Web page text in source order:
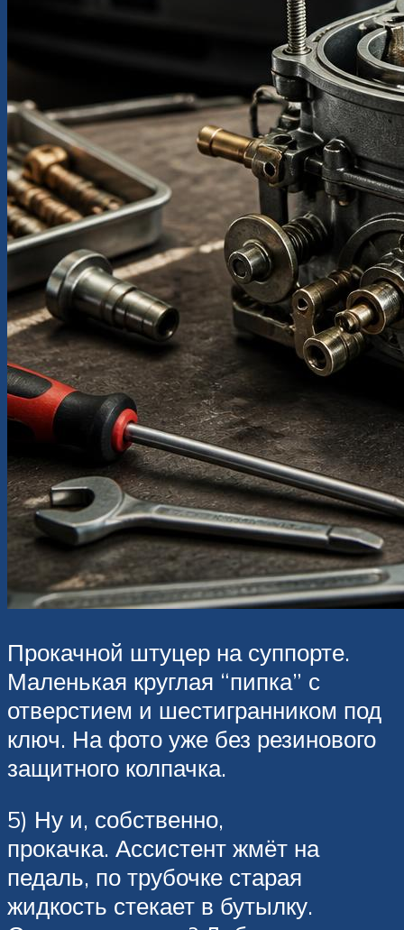
Прокачной штуцер на суппорте.
Маленькая круглая “пипка” с
отверстием и шестигранником под
ключ. На фото уже без резинового
защитного колпачка.
5) Ну и, собственно,
прокачка. Ассистент жмёт на
педаль, по трубочке старая
жидкость стекает в бутылку.